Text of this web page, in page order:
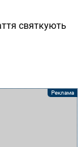
святкують